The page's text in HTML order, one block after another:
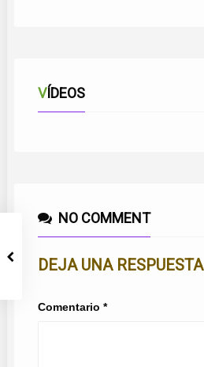
VÍDEOS
NO COMMENT
DEJA UNA RESPUESTA
Comentario *